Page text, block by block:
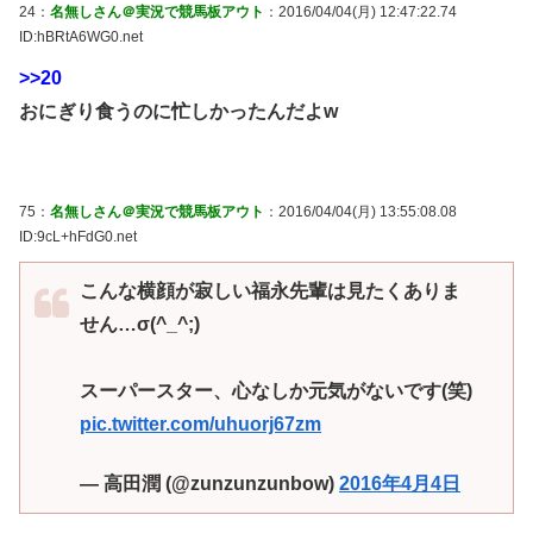
24： 名無しさん＠実況で競馬板アウト ：2016/04/04(月) 12:47:22.74
ID:hBRtA6WG0.net
>>20
おにぎり食うのに忙しかったんだよw
75： 名無しさん＠実況で競馬板アウト ：2016/04/04(月) 13:55:08.08
ID:9cL+hFdG0.net
こんな横顔が寂しい福永先輩は見たくありま
せん…σ(^_^;)
スーパースター、心なしか元気がないです(笑)
pic.twitter.com/uhuorj67zm
— 高田潤 (@zunzunzunbow) 2016年4月4日